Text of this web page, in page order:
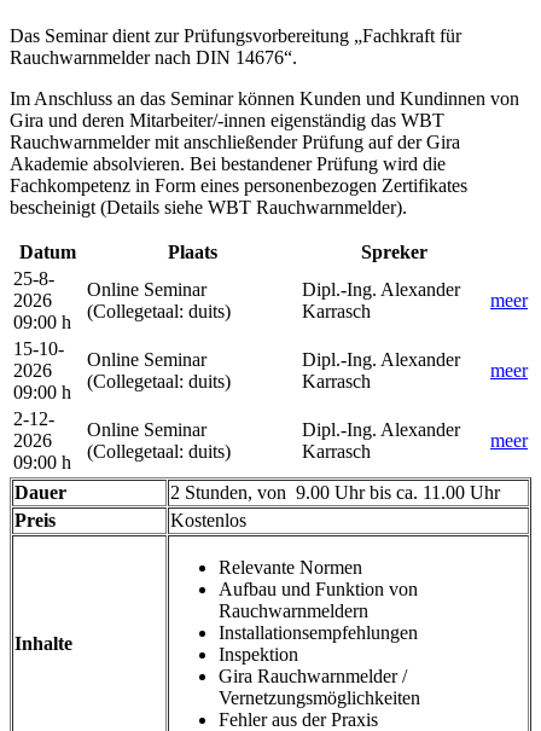
Das Seminar dient zur Prüfungsvorbereitung „Fachkraft für
Rauchwarnmelder nach DIN 14676“.
Im Anschluss an das Seminar können Kunden und Kundinnen von
Gira und deren Mitarbeiter/-innen eigenständig das WBT
Rauchwarnmelder mit anschließender Prüfung auf der Gira
Akademie absolvieren. Bei bestandener Prüfung wird die
Fachkompetenz in Form eines personenbezogen Zertifikates
bescheinigt (Details siehe WBT Rauchwarnmelder).
Datum Plaats
Spreker
25-8-
2026
09:00 h
Online Seminar
(Collegetaal: duits)
Dipl.-Ing. Alexander
Karrasch
meer
15-10-
2026
09:00 h
Online Seminar
(Collegetaal: duits)
Dipl.-Ing. Alexander
Karrasch
meer
2-12-
2026
09:00 h
Online Seminar
(Collegetaal: duits)
Dipl.-Ing. Alexander
Karrasch
meer
Dauer
2 Stunden, von 9.00 Uhr bis ca. 11.00 Uhr
Preis
Kostenlos
Inhalte
Relevante Normen
Aufbau und Funktion von
Rauchwarnmeldern
Installationsempfehlungen
Inspektion
Gira Rauchwarnmelder /
Vernetzungsmöglichkeiten
Fehler aus der Praxis